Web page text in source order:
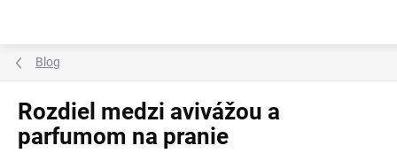
Blog
Rozdiel medzi avivážou a
parfumom na pranie